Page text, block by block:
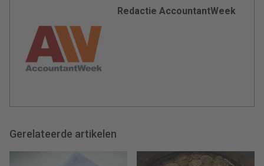
Redactie AccountantWeek
Gerelateerde artikelen